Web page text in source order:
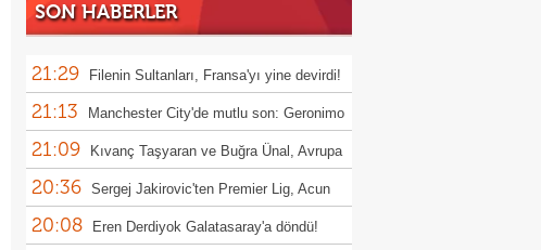
SON HABERLER
21:29 Filenin Sultanları, Fransa'yı yine devirdi!
21:13 Manchester City'de mutlu son: Geronimo
Rulli
21:09 Kıvanç Taşyaran ve Buğra Ünal, Avrupa
Şampiyonası'nda finale yükseldi
20:36 Sergej Jakirovic'ten Premier Lig, Acun
Ilıcalı ve Türkiye açıklaması!
20:08 Eren Derdiyok Galatasaray'a döndü!